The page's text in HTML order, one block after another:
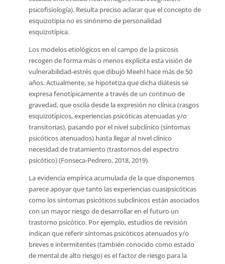
psicofisiología). Resulta preciso aclarar que el concepto de
esquizotipia no es sinónimo de personalidad
esquizotípica.
Los modelos etiológicos en el campo de la psicosis
recogen de forma más o menos explícita esta visión de
vulnerabilidad-estrés que dibujó Meehl hace más de 50
años. Actualmente, se hipotetiza que dicha diátesis se
expresa fenotípicamente a través de un continuo de
gravedad, que oscila desde la expresión no clínica (rasgos
esquizotípicos, experiencias psicóticas atenuadas y/o
transitorias), pasando por el nivel subclínico (síntomas
psicóticos atenuados) hasta llegar al nivel clínico
necesidad de tratamiento (trastornos del espectro
psicótico) (Fonseca-Pedrero, 2018, 2019).
La evidencia empírica acumulada de la que disponemos
parece apoyar que tanto las experiencias cuasipsicóticas
como los síntomas psicóticos subclínicos están asociados
con un mayor riesgo de desarrollar en el futuro un
trastorno psicótico. Por ejemplo, estudios de revisión
indican que referir síntomas psicóticos atenuados y/o
breves e intermitentes (también conocido como estado
de mental de alto riesgo) es el factor de riesgo para la